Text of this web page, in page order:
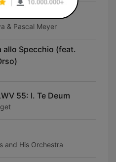
No. 32: bar 1-2
& Pascal Meyer
allo Specchio (feat.
55: I. Te Deum
and His Orchestra